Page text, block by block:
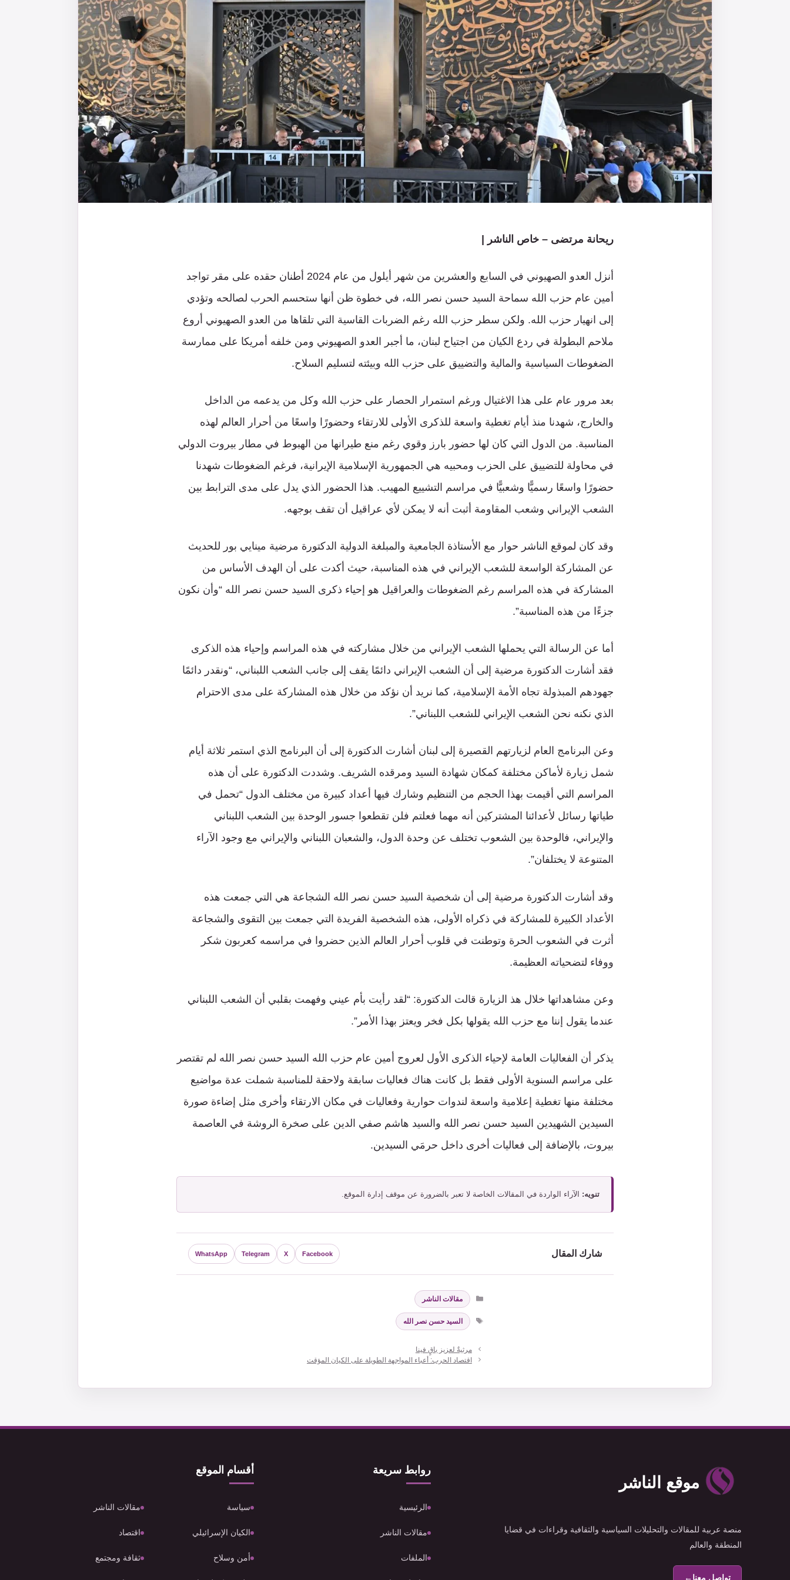
ريحانة مرتضى – خاص الناشر |
أنزل العدو الصهيوني في السابع والعشرين من شهر أيلول من عام 2024 أطنان حقده على مقر تواجد
أمين عام حزب الله سماحة السيد حسن نصر الله، في خطوة ظن أنها ستحسم الحرب لصالحه وتؤدي
إلى انهيار حزب الله. ولكن سطر حزب الله رغم الضربات القاسية التي تلقاها من العدو الصهيوني أروع
ملاحم البطولة في ردع الكيان من اجتياح لبنان، ما أجبر العدو الصهيوني ومن خلفه أمريكا على ممارسة
الضغوطات السياسية والمالية والتضييق على حزب الله وبيئته لتسليم السلاح.
بعد مرور عام على هذا الاغتيال ورغم استمرار الحصار على حزب الله وكل من يدعمه من الداخل
والخارج، شهدنا منذ أيام تغطية واسعة للذكرى الأولى للارتقاء وحضورًا واسعًا من أحرار العالم لهذه
المناسبة. من الدول التي كان لها حضور بارز وقوي رغم منع طيرانها من الهبوط في مطار بيروت الدولي
في محاولة للتضييق على الحزب ومحبيه هي الجمهورية الإسلامية الإيرانية، فرغم الضغوطات شهدنا
حضورًا واسعًا رسميًّا وشعبيًّا في مراسم التشييع المهيب. هذا الحضور الذي يدل على مدى الترابط بين
الشعب الإيراني وشعب المقاومة أثبت أنه لا يمكن لأي عراقيل أن تقف بوجهه.
وقد كان لموقع الناشر حوار مع الأستاذة الجامعية والمبلغة الدولية الدكتورة مرضية مينايي بور للحديث
عن المشاركة الواسعة للشعب الإيراني في هذه المناسبة، حيث أكدت على أن الهدف الأساس من
المشاركة في هذه المراسم رغم الضغوطات والعراقيل هو إحياء ذكرى السيد حسن نصر الله “وأن نكون
جزءًا من هذه المناسبة”.
أما عن الرسالة التي يحملها الشعب الإيراني من خلال مشاركته في هذه المراسم وإحياء هذه الذكرى
فقد أشارت الدكتورة مرضية إلى أن الشعب الإيراني دائمًا يقف إلى جانب الشعب اللبناني، “ونقدر دائمًا
جهودهم المبذولة تجاه الأمة الإسلامية، كما نريد أن نؤكد من خلال هذه المشاركة على مدى الاحترام
الذي نكنه نحن الشعب الإيراني للشعب اللبناني”.
وعن البرنامج العام لزيارتهم القصيرة إلى لبنان أشارت الدكتورة إلى أن البرنامج الذي استمر ثلاثة أيام
شمل زيارة لأماكن مختلفة كمكان شهادة السيد ومرقده الشريف. وشددت الدكتورة على أن هذه
المراسم التي أقيمت بهذا الحجم من التنظيم وشارك فيها أعداد كبيرة من مختلف الدول “تحمل في
طياتها رسائل لأعدائنا المشتركين أنه مهما فعلتم فلن تقطعوا جسور الوحدة بين الشعب اللبناني
والإيراني، فالوحدة بين الشعوب تختلف عن وحدة الدول، والشعبان اللبناني والإيراني مع وجود الآراء
المتنوعة لا يختلفان”.
وقد أشارت الدكتورة مرضية إلى أن شخصية السيد حسن نصر الله الشجاعة هي التي جمعت هذه
الأعداد الكبيرة للمشاركة في ذكراه الأولى، هذه الشخصية الفريدة التي جمعت بين التقوى والشجاعة
أثرت في الشعوب الحرة وتوطنت في قلوب أحرار العالم الذين حضروا في مراسمه كعربون شكر
ووفاء لتضحياته العظيمة.
وعن مشاهداتها خلال هذ الزيارة قالت الدكتورة: “لقد رأيت بأم عيني وفهمت بقلبي أن الشعب اللبناني
عندما يقول إننا مع حزب الله يقولها بكل فخر ويعتز بهذا الأمر”.
يذكر أن الفعاليات العامة لإحياء الذكرى الأول لعروج أمين عام حزب الله السيد حسن نصر الله لم تقتصر
على مراسم السنوية الأولى فقط بل كانت هناك فعاليات سابقة ولاحقة للمناسبة شملت عدة مواضيع
مختلفة منها تغطية إعلامية واسعة لندوات حوارية وفعاليات في مكان الارتقاء وأخرى مثل إضاءة صورة
السيدين الشهيدين السيد حسن نصر الله والسيد هاشم صفي الدين على صخرة الروشة في العاصمة
بيروت، بالإضافة إلى فعاليات أخرى داخل حرمَي السيدين.
تنويه: الآراء الواردة في المقالات الخاصة لا تعبر بالضرورة عن موقف إدارة الموقع.
شارك المقال Facebook
X
Telegram
WhatsApp
التصنيفات
مقالات الناشر
الوسوم
السيد حسن نصر الله
مرثيةٌ لعزيز باقٍ فينا
اقتصاد الحرب: أعباء المواجهة الطويلة على الكيان المؤقت
موقع الناشر
منصة عربية للمقالات والتحليلات السياسية والثقافية وقراءات في قضايا
المنطقة والعالم
تواصل معنا←
روابط سريعة
الرئيسية
مقالات الناشر
الملفات
أقسام الموقع
سياسة مقالات الناشر
الكيان الإسرائيلي اقتصاد
أمن وسلاح ثقافة ومجتمع